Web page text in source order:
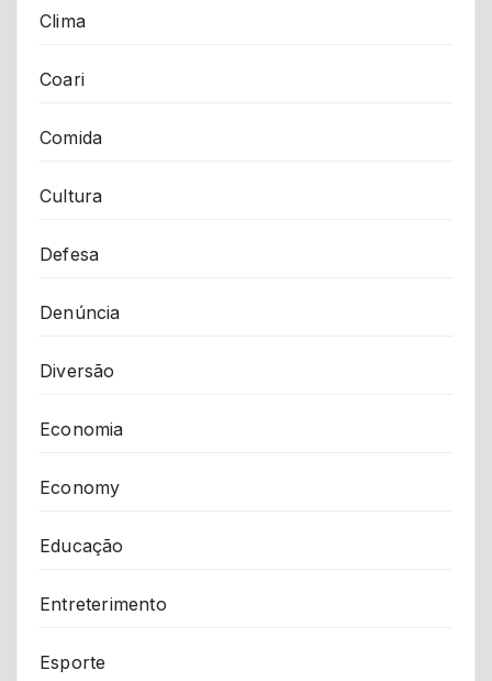
Clima
Coari
Comida
Cultura
Defesa
Denúncia
Diversão
Economia
Economy
Educação
Entreterimento
Esporte